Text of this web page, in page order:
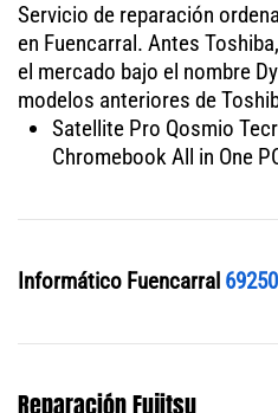
Servicio de reparación
en Fuencarral. Antes
el mercado bajo el nombre
modelos anteriores de
Satellite Pro Qosmio
Chromebook All in One
Informático Fuencarral
Reparación Fujitsu